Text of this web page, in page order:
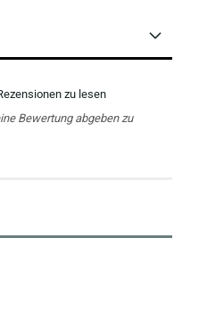
zu lesen
Bewertung abgeben zu